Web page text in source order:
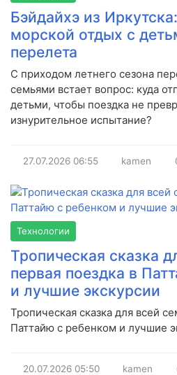
Бэйдайхэ из
морской отдых с
перелета
С приходом летнего сезона
семьями встает вопрос: куда
детьми, чтобы поездка не
изнурительное испытание?
27.07.2026 06:55 kamen
Технологии
Тропическая сказка
первая поездка в
и лучшие экскурсии
Тропическая сказка для всей
Паттайю с ребенком и лучшие
20.07.2026 05:50 kamen